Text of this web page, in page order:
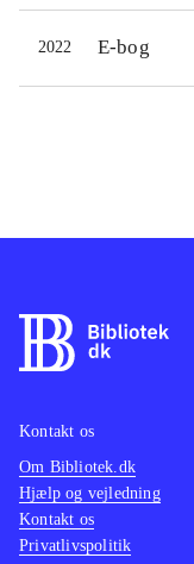
2022 E-bog
Kontakt os
Om Bibliotek.dk
Hjælp og vejledning
Kontakt os
Privatlivspolitik